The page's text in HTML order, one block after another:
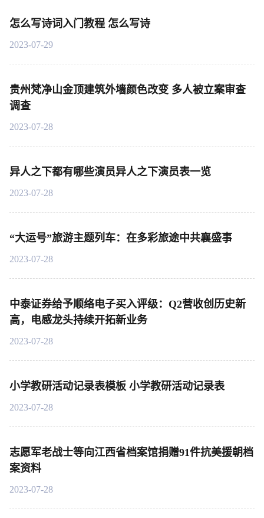
怎么写诗词入门教程 怎么写诗
2023-07-29
贵州梵净山金顶建筑外墙颜色改变 多人被立案审查
调查
2023-07-28
异人之下都有哪些演员异人之下演员表一览
2023-07-28
“大运号”旅游主题列车：在多彩旅途中共襄盛事
2023-07-28
中泰证券给予顺络电子买入评级：Q2营收创历史新
高，电感龙头持续开拓新业务
2023-07-28
小学教研活动记录表模板 小学教研活动记录表
2023-07-28
志愿军老战士等向江西省档案馆捐赠91件抗美援朝档
案资料
2023-07-28